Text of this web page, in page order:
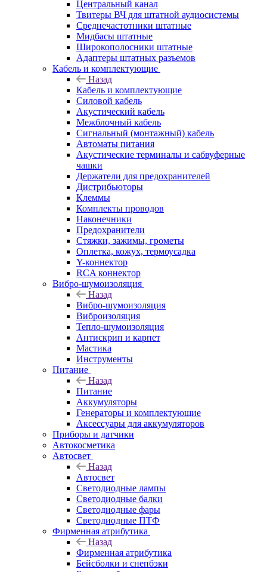
Центральный канал
Твитеры ВЧ для штатной аудиосистемы
Среднечастотники штатные
Мидбасы штатные
Широкополосники штатные
Адаптеры штатных разъемов
Кабель и комплектующие
Назад
Кабель и комплектующие
Силовой кабель
Акустический кабель
Межблочный кабель
Сигнальный (монтажный) кабель
Автоматы питания
Акустические терминалы и сабвуферные
чашки
Держатели для предохранителей
Дистрибьюторы
Клеммы
Комплекты проводов
Наконечники
Предохранители
Стяжки, зажимы, грометы
Оплетка, кожух, термоусадка
Y-коннектор
RCA коннектор
Вибро-шумоизоляция
Назад
Вибро-шумоизоляция
Виброизоляция
Тепло-шумоизоляция
Антискрип и карпет
Мастика
Инструменты
Питание
Назад
Питание
Аккумуляторы
Генераторы и комплектующие
Аксессуары для аккумуляторов
Приборы и датчики
Автокосметика
Автосвет
Назад
Автосвет
Светодиодные лампы
Светодиодные балки
Светодиодные фары
Светодиодные ПТФ
Фирменная атрибутика
Назад
Фирменная атрибутика
Бейсболки и снепбэки